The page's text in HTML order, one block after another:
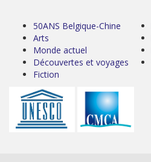
50ANS Belgique-Chine
Arts
Monde actuel
Découvertes et voyages
Fiction